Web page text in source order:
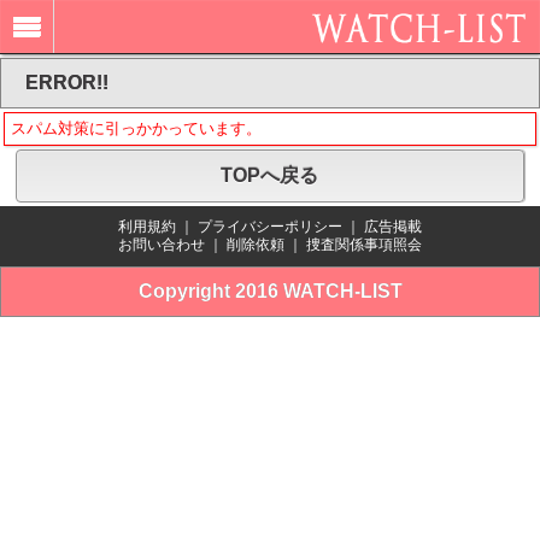
ERROR!!
スパム対策に引っかかっています。
TOPへ戻る
利用規約 プライバシーポリシー
広告掲載
お問い合わせ
削除依頼 捜査関係事項照会
Copyright 2016 WATCH-LIST